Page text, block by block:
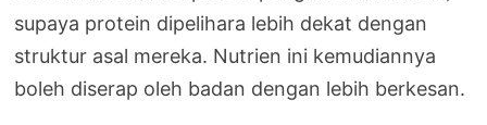
supaya protein dipelihara lebih dekat dengan
struktur asal mereka. Nutrien ini kemudiannya
boleh diserap oleh badan dengan lebih berkesan.